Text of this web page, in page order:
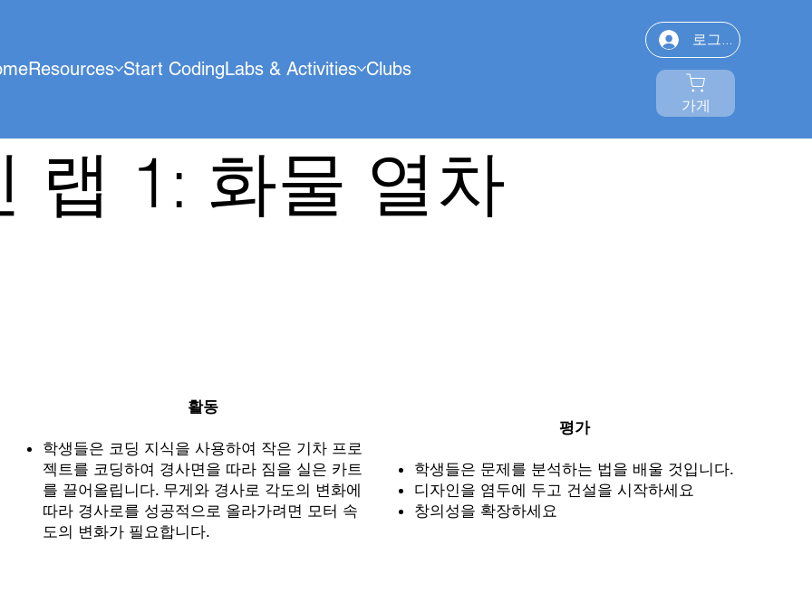
Resources Start CodingLabs & Activities Clubs
로그인
가게
랩 1: 화물 열차
활동
학생들은 코딩 지식을 사용하여 작은 기차 프로
젝트를 코딩하여 경사면을 따라 짐을 실은 카트
를 끌어올립니다. 무게와 경사로 각도의 변화에
따라 경사로를 성공적으로 올라가려면 모터 속
도의 변화가 필요합니다.
평가
학생들은 문제를 분석하는 법을 배울 것입니다.
디자인을 염두에 두고 건설을 시작하세요
창의성을 확장하세요